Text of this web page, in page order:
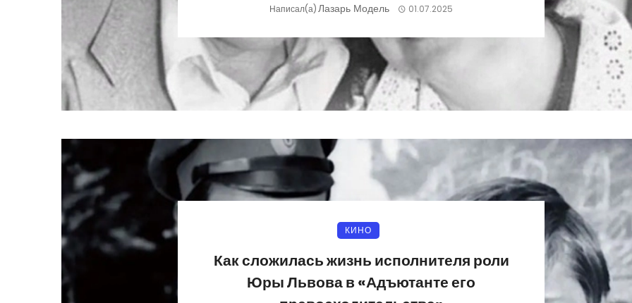
Написал(а)Лазарь Модель 01.07.2025
КИНО
Как сложилась жизнь исполнителя роли
Юры Львова в «Адъютанте его